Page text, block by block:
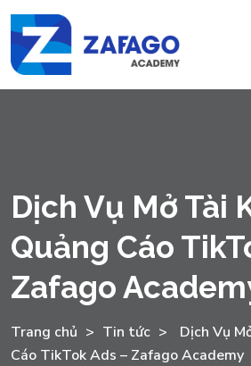
Dịch Vụ Mở Tài
Quảng Cáo
Zafago
Trang chủ > Tin tức >
Dịch Vụ
Cáo TikTok Ads – Zafago Academy